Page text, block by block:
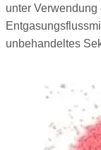
unter
unbehandeltes